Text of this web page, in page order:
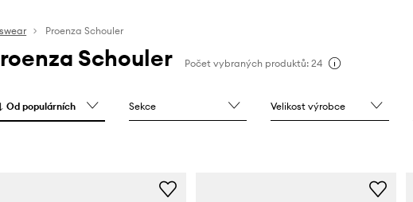
Proenza Schouler
Schouler Počet vybraných produktů: 24
Od populárních Sekce Velikost výrobce